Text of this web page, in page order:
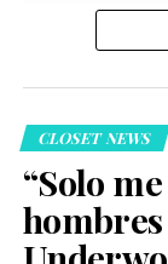
5.2k
Las reformas
sesión del
contra y dos
CLOSET NEWS
“Solo
hombres